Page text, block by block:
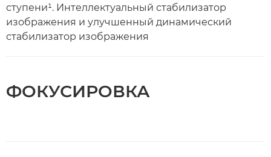
ступени¹. Интеллектуальный стабилизатор
изображения и улучшенный динамический
стабилизатор изображения
ФОКУСИРОВКА